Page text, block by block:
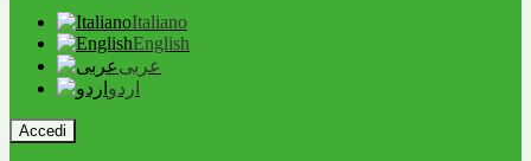
Italiano
English
عربى
اردو
Accedi